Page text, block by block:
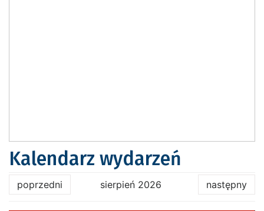
Kalendarz wydarzeń
poprzedni sierpień 2026 następny